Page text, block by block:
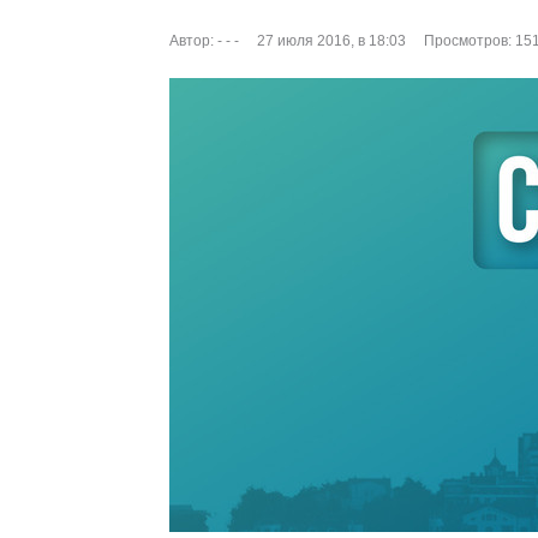
Автор: - - - 27 июля 2016, в 18:03 Просмотров: